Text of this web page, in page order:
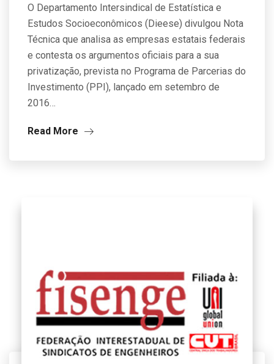
O Departamento Intersindical de Estatística e
Estudos Socioeconômicos (Dieese) divulgou Nota
Técnica que analisa as empresas estatais federais
e contesta os argumentos oficiais para a sua
privatização, prevista no Programa de Parcerias do
Investimento (PPI), lançado em setembro de
2016…
Read More